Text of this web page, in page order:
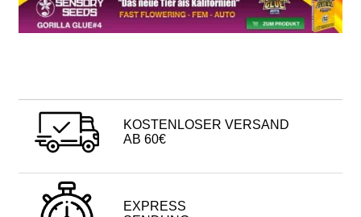
KOSTENLOSER VERSAND
AB 60€
EXPRESS